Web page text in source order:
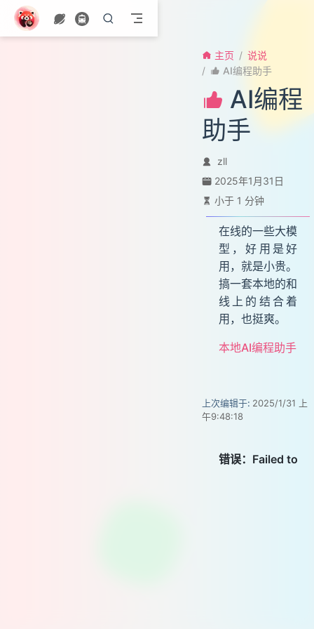
跳至主要內容
主页
说说
AI编程助手
AI编程
助手
zll
2025年1月31日
小于 1 分钟
在线的一些大模
型，好用是好
用，就是小贵。
搞一套本地的和
线上的结合着
用，也挺爽。
本地AI编程助手
上次编辑于: 2025/1/31 上
午9:48:18